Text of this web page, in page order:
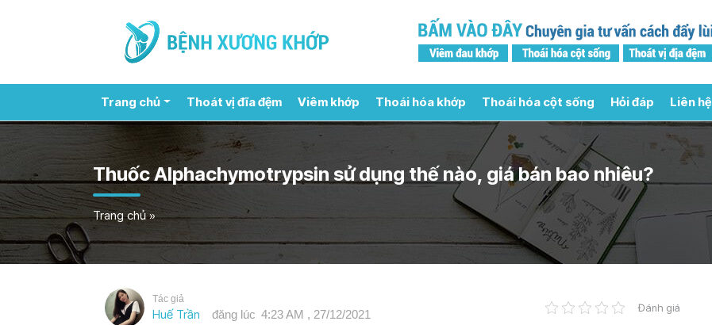
Trang chủ Thoát vị đĩa đệm Viêm khớp Thoái hóa khớp Thoái hóa cột sống Hỏi đáp Liên hệ
Thuốc Alphachymotrypsin sử dụng thế nào, giá bán bao nhiêu?
Trang chủ»
Tác giả
Huế Trần đăng lúc 4:23 AM , 27/12/2021 Đánh giá